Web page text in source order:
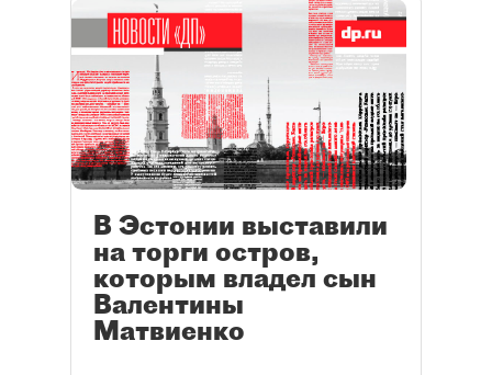
В Эстонии выставили
на торги остров,
которым владел сын
Валентины
Матвиенко